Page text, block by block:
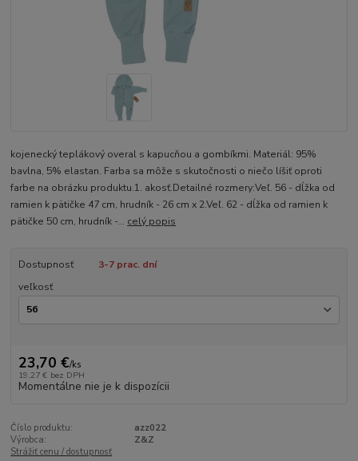
kojenecký teplákový overal s kapucňou a gombíkmi. Materiál: 95%
bavlna, 5% elastan. Farba sa môže s skutočnosti o niečo líšiť oproti
farbe na obrázku produktu.1. akosť.Detailné rozmery:Veľ. 56 - dĺžka od
ramien k pätičke 47 cm, hrudník - 26 cm x 2.Veľ. 62 - dĺžka od ramien k
pätičke 50 cm, hrudník -... celý popis
Dostupnosť
3-7 prac. dní
veľkosť
23,70 €/ks
19,27 € bez DPH
Momentálne nie je k dispozícii
Číslo produktu:
azz022
Výrobca:
Z&Z
Strážiť cenu / dostupnosť